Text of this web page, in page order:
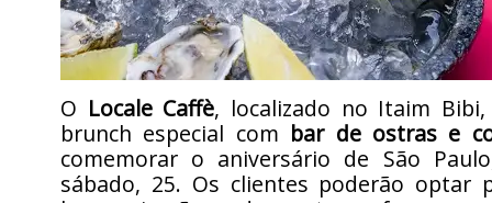
O Locale Caffè, localizado no Itaim
brunch especial com bar de ostras e
comemorar o aniversário de São
sábado, 25. Os clientes poderão optar